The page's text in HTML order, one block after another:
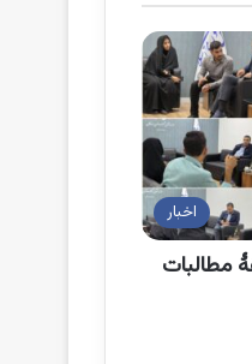
اخبار
مطالبات